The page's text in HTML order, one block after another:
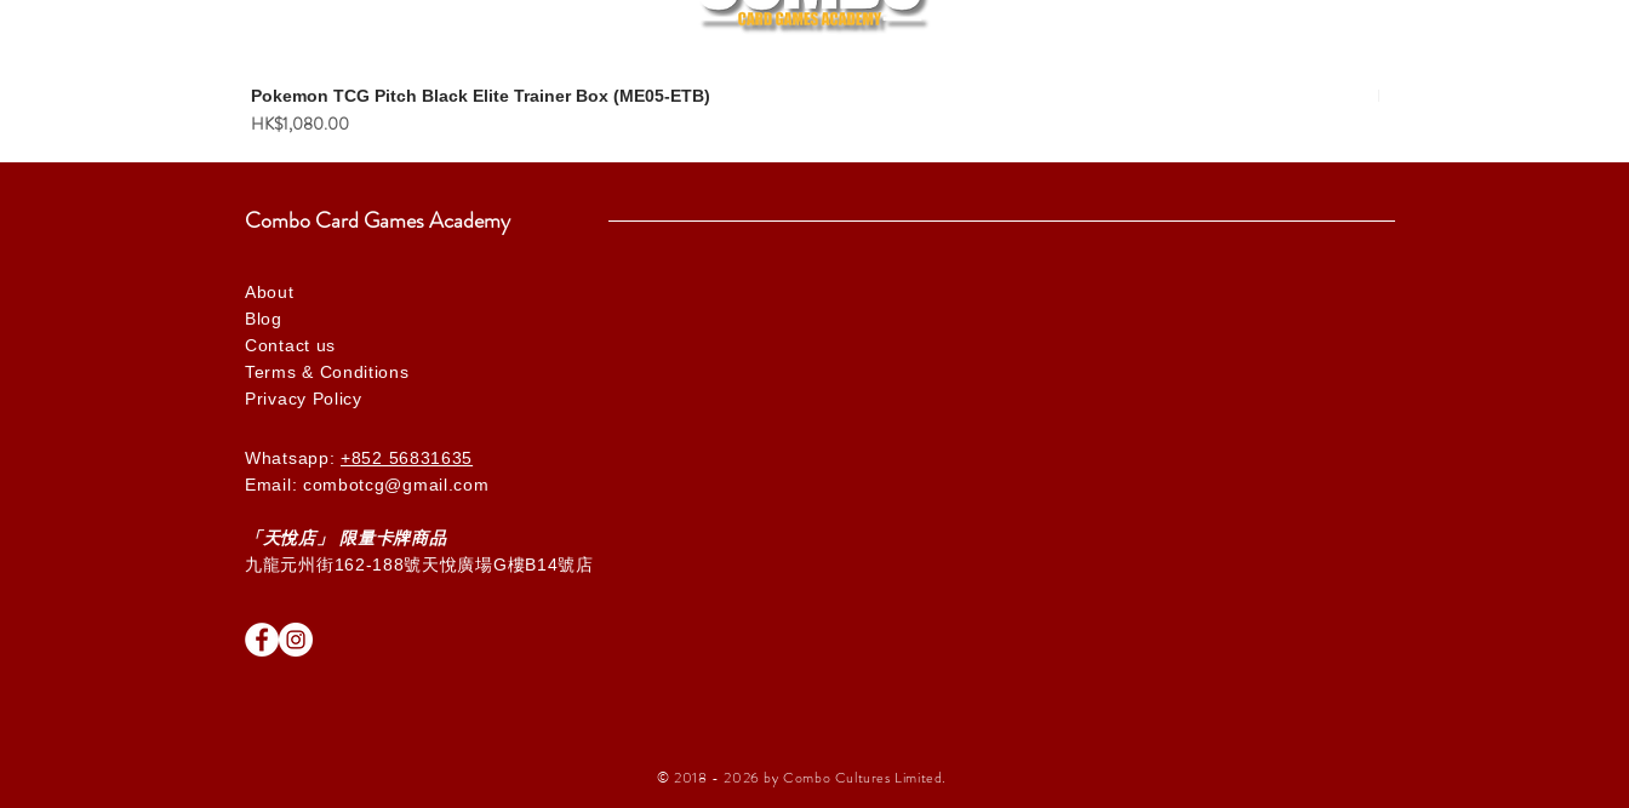
Pokemon TCG Pitch Black Elite Trainer Box (ME05-ETB)
價格
HK$1,080.00
Combo Card Games Academy
About
Blog
Contact us
Terms & Conditions
Privacy Policy
Whatsapp: +852 56831635
Email: combotcg@gmail.com
「天悅店」 限量卡牌商品
九龍元州街162-188號天悅廣場G樓B14號店
© 2018 - 2026 by Combo Cultures Limited.